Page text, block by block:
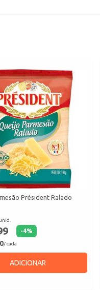
Président Ralado
-4%
/ cada
ADICIONAR